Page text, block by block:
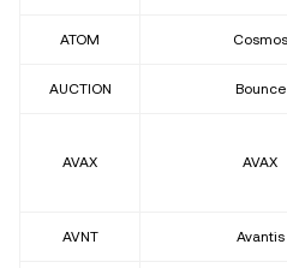
ATOM Cosmos
AUCTION Bounce
AVAX AVAX
AVNT Avantis